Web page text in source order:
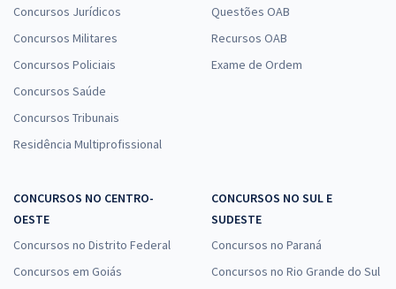
Concursos Jurídicos
Concursos Militares
Concursos Policiais
Concursos Saúde
Concursos Tribunais
Residência Multiprofissional
Questões OAB
Recursos OAB
Exame de Ordem
CONCURSOS NO CENTRO-
OESTE
Concursos no Distrito Federal
Concursos em Goiás
CONCURSOS NO SUL E
SUDESTE
Concursos no Paraná
Concursos no Rio Grande do Sul